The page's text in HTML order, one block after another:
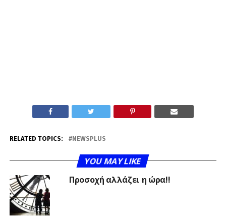
RELATED TOPICS: NEWSPLUS
YOU MAY LIKE
Προσοχή αλλάζει η ώρα!!